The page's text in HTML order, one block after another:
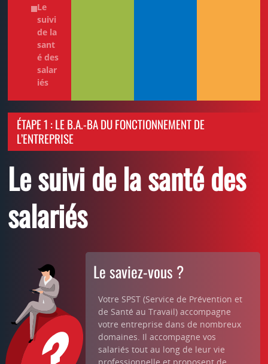
Le
suivi
de la
sant
é des
salar
iés
ÉTAPE 1 : LE B.A.-BA DU FONCTIONNEMENT DE
L’ENTREPRISE
Le suivi de la santé des
salariés
Le saviez-vous ?
Votre SPST (Service de Prévention et
de Santé au Travail) accompagne
votre entreprise dans de nombreux
domaines. Il accompagne vos
salariés tout au long de leur vie
professionnelle et proposent de